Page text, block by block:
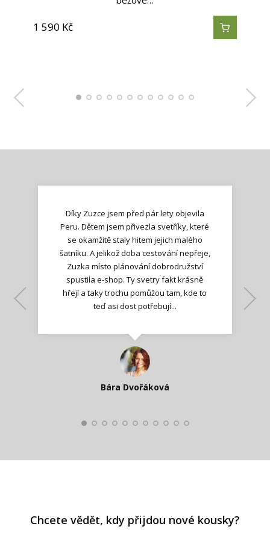
1 590 Kč
890Kč
1 190 Kč
1 190 Kč
1 190 Kč
490Kč
590Kč
590Kč
990Kč
990Kč
890Kč
690Kč
Díky Zuzce jsem před pár lety objevila
Peru. Dětem jsem přivezla svetříky, které
se okamžitě staly hitem jejich malého
šatníku. A jelikož doba cestování nepřeje,
Zuzka místo plánování dobrodružství
spustila e-shop. Ty svetry fakt krásně
hřejí a taky trochu pomůžou tam, kde to
teď asi dost potřebují...
Bára Dvořáková
Jana T.
Kateřina Veleta Štěpánová
Ilona M.
Lenka K.
Nadšená zpráva
Katka Perháčová
Smolková
Lenka K.
Chcete vědět, kdy přijdou nové kousky?